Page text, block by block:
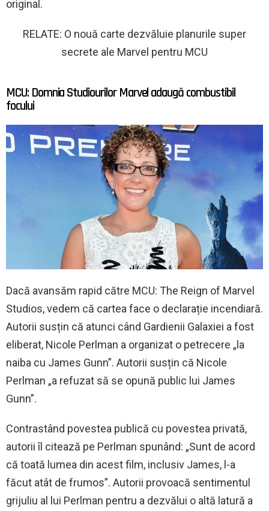
original.
RELATE: O nouă carte dezvăluie planurile super
secrete ale Marvel pentru MCU
MCU: Domnia Studiourilor Marvel adaugă combustibil
focului
Dacă avansăm rapid către MCU: The Reign of Marvel
Studios, vedem că cartea face o declarație incendiară.
Autorii susțin că atunci când Gardienii Galaxiei a fost
eliberat, Nicole Perlman a organizat o petrecere „la
naiba cu James Gunn”. Autorii susțin că Nicole
Perlman „a refuzat să se opună public lui James
Gunn”.
Contrastând povestea publică cu povestea privată,
autorii îl citează pe Perlman spunând: „Sunt de acord
că toată lumea din acest film, inclusiv James, l-a
făcut atât de frumos”. Autorii provoacă sentimentul
grijuliu al lui Perlman pentru a dezvălui o altă latură a